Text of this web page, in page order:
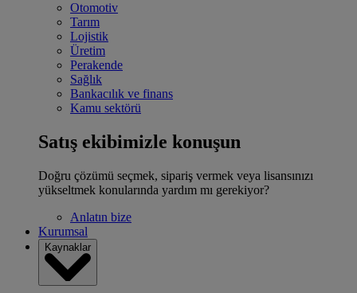
Otomotiv
Tarım
Lojistik
Üretim
Perakende
Sağlık
Bankacılık ve finans
Kamu sektörü
Satış ekibimizle konuşun
Doğru çözümü seçmek, sipariş vermek veya lisansınızı
yükseltmek konularında yardım mı gerekiyor?
Anlatın bize
Kurumsal
Kaynaklar